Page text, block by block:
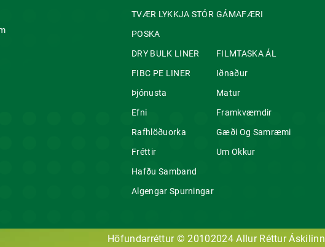
TVÆR LYKKJA STÓR
POSKA
GÁMAFÆRI
DRY BULK LINER
FILMTASKA ÁL
FIBC PE LINER
Iðnaður
Þjónusta
Matur
Efni
Framkvæmdir
Rafhlöðuorka
Gæði Og Samræmi
Fréttir
Um Okkur
Hafðu Samband
Algengar Spurningar
Höfundarréttur © 20102024 Allur Réttur Áskilinn